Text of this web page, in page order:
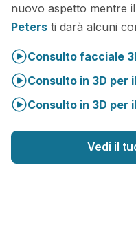
nuovo aspetto mentre
Peters ti darà alcuni
Consulto facciale
Consulto in 3D per
Consulto in 3D per
Vedi il